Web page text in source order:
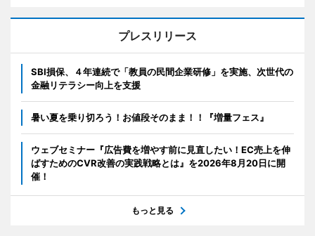
プレスリリース
SBI損保、４年連続で「教員の民間企業研修」を実施、次世代の
金融リテラシー向上を支援
暑い夏を乗り切ろう！お値段そのまま！！『増量フェス』
ウェブセミナー『広告費を増やす前に見直したい！EC売上を伸
ばすためのCVR改善の実践戦略とは』を2026年8月20日に開
催！
もっと見る